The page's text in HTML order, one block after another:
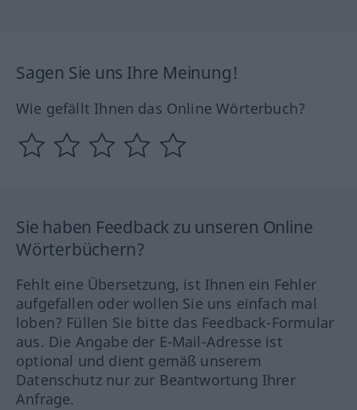
Sagen Sie uns Ihre Meinung!
Wie gefällt Ihnen das Online Wörterbuch?
Sie haben Feedback zu unseren Online
Wörterbüchern?
Fehlt eine Übersetzung, ist Ihnen ein Fehler
aufgefallen oder wollen Sie uns einfach mal
loben? Füllen Sie bitte das Feedback-Formular
aus. Die Angabe der E-Mail-Adresse ist
optional und dient gemäß unserem
Datenschutz nur zur Beantwortung Ihrer
Anfrage.